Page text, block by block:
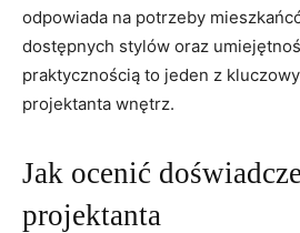
odpowiada na ⁤potrzeby
dostępnych stylów oraz
praktycznością to jeden z
projektanta wnętrz.
Jak⁤ ocenić
projektanta